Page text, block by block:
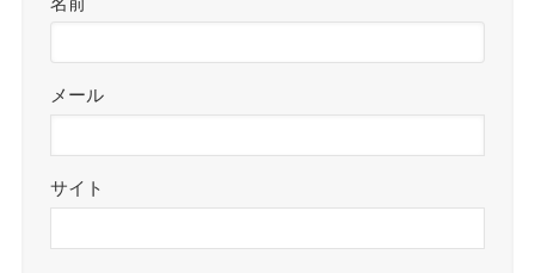
メール
サイト